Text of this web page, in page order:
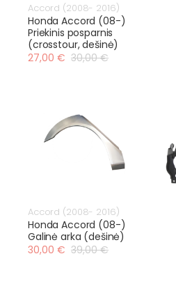
Accord (2008- 2016)
Honda Accord (08-)
Priekinis posparnis
(crosstour, dešinė)
27,00 € 30,00 €
Accord (2008- 2016)
Honda Accord (08-)
Galinė arka (dešinė)
30,00 € 39,00 €